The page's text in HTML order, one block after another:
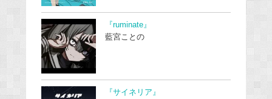
『ruminate』
藍宮ことの
『サイネリア』